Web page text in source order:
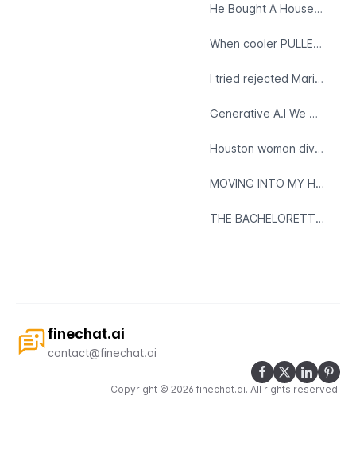
He Bought A House On Amazon
When cooler PULLED up to earth and realized GOKU is ONE of ONE
I tried rejected Mario Odyssey speedrun ideas
Generative A.I We Aren’t Ready.
Houston woman divorces, then adopts husband after wreck left him with brain damage
MOVING INTO MY HOUSE
THE BACHELORETTE TRIP OF MY DREAMS: PART 2
finechat.ai
contact@finechat.ai
Copyright © 2026 finechat.ai. All rights reserved.